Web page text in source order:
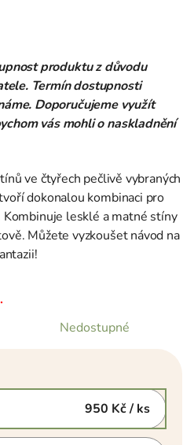
produktu z důvodu
Termín dostupnosti
Doporučujeme využít
vás mohli o naskladnění
ve čtyřech pečlivě vybraných
dokonalou kombinaci pro
lesklé a matné stíny
Můžete vyzkoušet návod na
Nedostupné
950 Kč/ ks